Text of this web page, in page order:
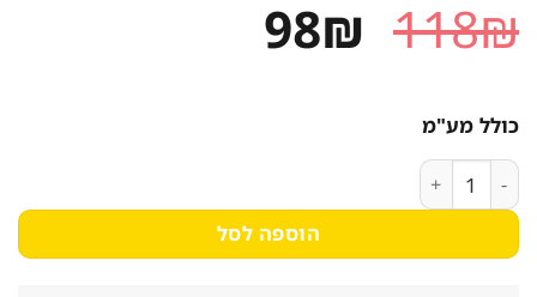
118₪ המחיר
98₪ המחיר
כולל מע"מ
כמות של מכסה למיכל 70 כחול נסליין
הוספה לסל